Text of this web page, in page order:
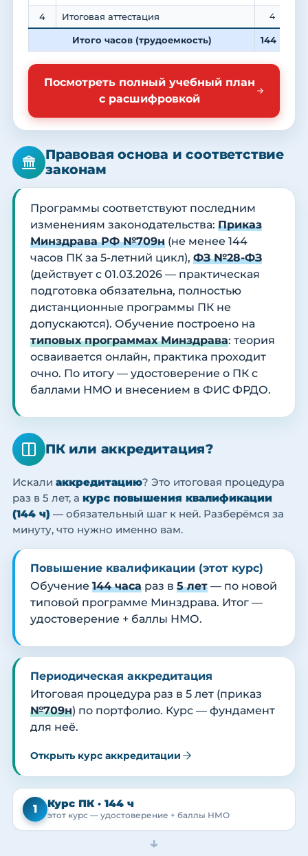
4 Итоговая аттестация 4
Итого часов (трудоемкость) 144
Посмотреть полный учебный план
с расшифровкой
Правовая основа и соответствие
законам
Программы соответствуют последним
изменениям законодательства: Приказ
Минздрава РФ №709н (не менее 144
часов ПК за 5-летний цикл), ФЗ №28-ФЗ
(действует с 01.03.2026 — практическая
подготовка обязательна, полностью
дистанционные программы ПК не
допускаются). Обучение построено на
типовых программах Минздрава: теория
осваивается онлайн, практика проходит
очно. По итогу — удостоверение о ПК с
баллами НМО и внесением в ФИС ФРДО.
ПК или аккредитация?
Искали аккредитацию? Это итоговая процедура
раз в 5 лет, а курс повышения квалификации
(144 ч) — обязательный шаг к ней. Разберёмся за
минуту, что нужно именно вам.
Повышение квалификации (этот курс)
Обучение 144 часа раз в 5 лет — по новой
типовой программе Минздрава. Итог —
удостоверение + баллы НМО.
Периодическая аккредитация
Итоговая процедура раз в 5 лет (приказ
№709н) по портфолио. Курс — фундамент
для неё.
Открыть курс аккредитации
1 Курс ПК · 144 ч
этот курс — удостоверение + баллы НМО
→